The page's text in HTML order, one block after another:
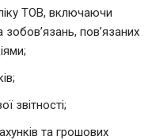
ТОВ, включаючи
зобов’язань, пов’язаних
звітності;
та грошових